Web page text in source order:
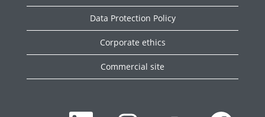
Data Protection Policy
Corporate ethics
Commercial site
O O